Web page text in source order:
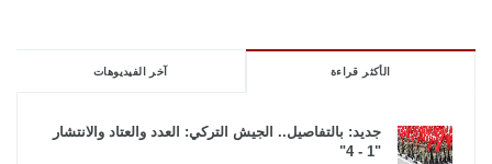
الأكثر قراءة آخر الفيديوهات
جديد: بالتفاصيل.. الجيش التركي: العدد والعتاد والانتشار
"1 - 4"